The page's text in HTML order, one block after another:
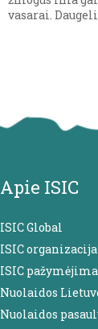
vasarai.
Apie ISIC
ISIC Global
ISIC organizacija
ISIC
Nuolaidos
Nuolaidos